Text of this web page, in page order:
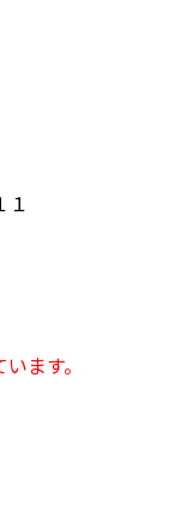
１
ます。